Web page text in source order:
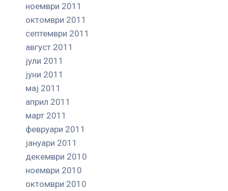
ноември 2011
октомври 2011
септември 2011
август 2011
јули 2011
јуни 2011
мај 2011
април 2011
март 2011
февруари 2011
јануари 2011
декември 2010
ноември 2010
октомври 2010